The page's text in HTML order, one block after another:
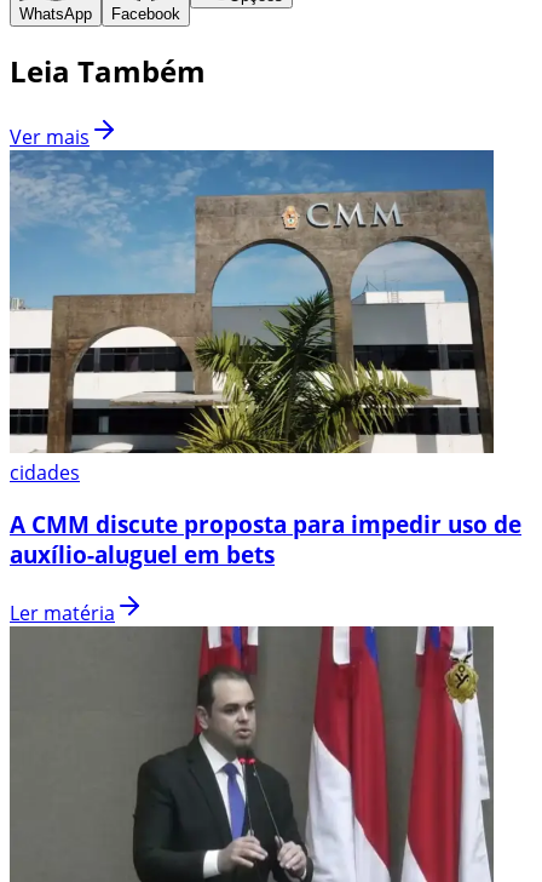
WhatsApp Facebook
Leia Também
Ver mais
cidades
A CMM discute proposta para impedir uso de
auxílio-aluguel em bets
Ler matéria